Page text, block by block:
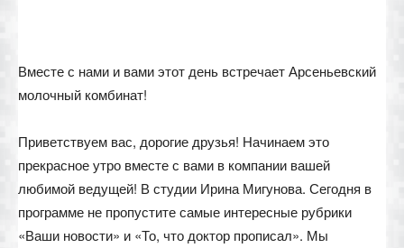
Вместе с нами и вами этот день встречает Арсеньевский
молочный комбинат!
Приветствуем вас, дорогие друзья! Начинаем это
прекрасное утро вместе с вами в компании вашей
любимой ведущей! В студии Ирина Мигунова. Сегодня в
программе не пропустите самые интересные рубрики
«Ваши новости» и «То, что доктор прописал». Мы